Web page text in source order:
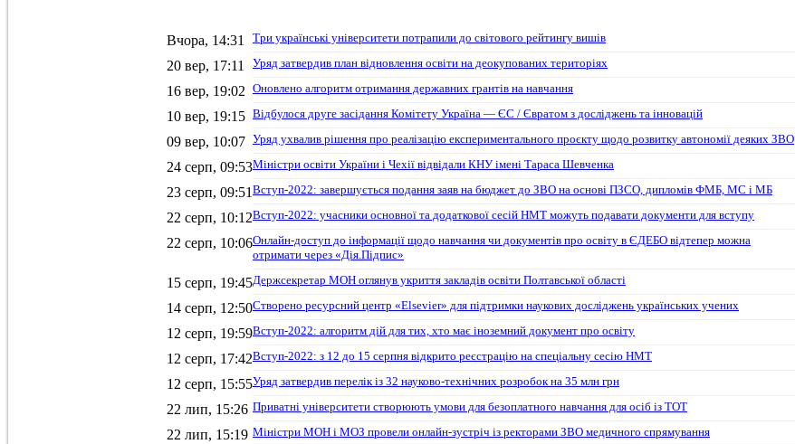
Вчора, 14:31 Три українські університети потрапили до світового рейтингу вишів
20 вер, 17:11 Уряд затвердив план відновлення освіти на деокупованих територіях
16 вер, 19:02 Оновлено алгоритм отримання державних грантів на навчання
10 вер, 19:15 Відбулося друге засідання Комітету Україна — ЄС / Євратом з досліджень та інновацій
09 вер, 10:07 Уряд ухвалив рішення про реалізацію експериментального проєкту щодо розвитку автономії деяких ЗВО
24 серп, 09:53Міністри освіти України і Чехії відвідали КНУ імені Тараса Шевченка
23 серп, 09:51 Вступ-2022: завершується подання заяв на бюджет до ЗВО на основі ПЗСО, дипломів ФМБ, МС і МБ
22 серп, 10:12Вступ-2022: учасники основної та додаткової сесій НМТ можуть подавати документи для вступу
22 серп, 10:06Онлайн-доступ до інформації щодо навчання чи документів про освіту в ЄДЕБО відтепер можна
отримати через «Дія.Підпис»
15 серп, 19:45Держсекретар МОН оглянув укриття закладів освіти Полтавської області
14 серп, 12:50Створено ресурсний центр «Elsevier» для підтримки наукових досліджень українських учених
12 серп, 19:59Вступ-2022: алгоритм дій для тих, хто має іноземний документ про освіту
12 серп, 17:42Вступ-2022: з 12 до 15 серпня відкрито реєстрацію на спеціальну сесію НМТ
12 серп, 15:55Уряд затвердив перелік із 32 науково-технічних розробок на 35 млн грн
22 лип, 15:26 Приватні університети створюють умови для безоплатного навчання для осіб із ТОТ
22 лип, 15:19 Міністри МОН і МОЗ провели онлайн-зустріч із ректорами ЗВО медичного спрямування